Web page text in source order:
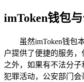
imToken钱包
虽然imToken钱包
户提供了便捷的服务
之外，如果有不法分子
犯罪活动，公安部门